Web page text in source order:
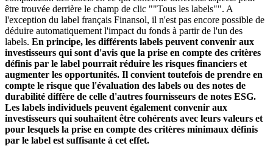
être trouvée derrière le champ de clic ""Tous les labels"". A
l'exception du label français Finansol, il n'est pas encore possible de
déduire automatiquement l'impact du fonds à partir de l'un des
labels. En principe, les différents labels peuvent convenir aux
investisseurs qui sont d'avis que la prise en compte des critères
définis par le label pourrait réduire les risques financiers et
augmenter les opportunités. Il convient toutefois de prendre en
compte le risque que l'évaluation des labels ou des notes de
durabilité diffère de celle d'autres fournisseurs de notes ESG.
Les labels individuels peuvent également convenir aux
investisseurs qui souhaitent être cohérents avec leurs valeurs et
pour lesquels la prise en compte des critères minimaux définis
par le label est suffisante à cet effet.